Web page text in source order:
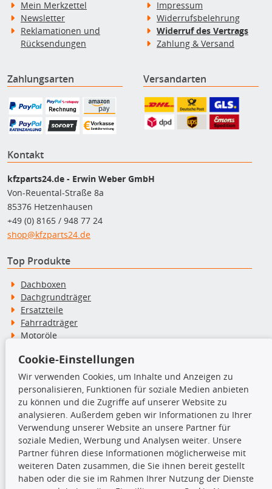
Mein Merkzettel
Newsletter
Reklamationen und
Rücksendungen
Impressum
Widerrufsbelehrung
Widerruf des Vertrags
Zahlung & Versand
Zahlungsarten Versandarten
Kontakt
kfzparts24.de - Erwin Weber GmbH
Von-Reuental-Straße 8a
85376 Hetzenhausen
+49 (0) 8165 / 948 77 24
shop@kfzparts24.de
Top Produkte
Dachboxen
Dachgrundträger
Ersatzteile
Fahrradträger
Motoröle
Schneeketten
TecDoc Inside
Die hier angezeigten Daten insbesondere die gesamte Datenbank dürfen
nicht kopiert werden.
Cookie-Einstellungen
Wir verwenden Cookies, um Inhalte und Anzeigen zu
personalisieren, Funktionen für soziale Medien anbieten
zu können und die Zugriffe auf unserer Website zu
analysieren. Außerdem geben wir Informationen zu Ihrer
Verwendung unserer Website an unsere Partner für
soziale Medien, Werbung und Analysen weiter. Unsere
Partner führen diese Informationen möglicherweise mit
weiteren Daten zusammen, die Sie ihnen bereit gestellt
haben oder die sie im Rahmen Ihrer Nutzung der Dienste